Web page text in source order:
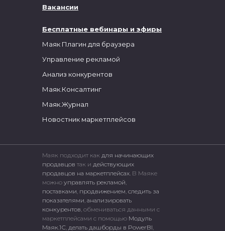
Бесплатные вебинары и эфиры
Маяк Плагин для браузера
Управление рекламой
Анализ конкурентов
Маяк.Консалтинг
Маяк.Журнал
Новостник маркетплейсов
Вакансии
Маяк подходит как для начинающих
продавцов так и действующих
продавцов на маркетплейсах. В Маяке
можно управлять рекламой,
поставками, продвижением, следить за
показателями, анализировать
конкурентов, обмениваться данными с
маркетплейсами c помощью Модуль
Маяк.1С, делать дашборды в PowerBI,